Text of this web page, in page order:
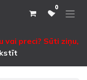
0
vai preci? Sūti ziņu,